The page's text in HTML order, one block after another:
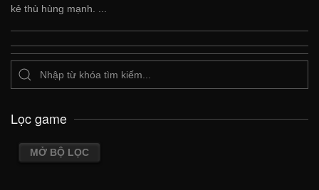
kẻ thù hùng mạnh. ...
Lọc game
MỞ BỘ LỌC